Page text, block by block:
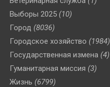
Выборы 2025 (10)
Город (8036)
Городское хозяйство (1984)
Государственная измена (4)
Гуманитарная миссия (3)
Жизнь (6799)